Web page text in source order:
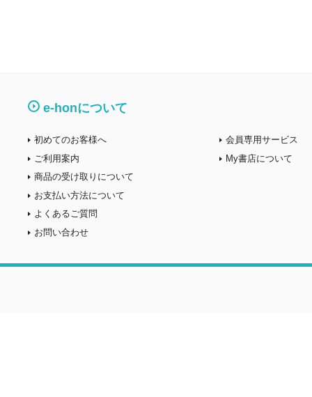
e-honについて
初めてのお客様へ
ご利用案内
商品の受け取りについて
お支払い方法について
よくあるご質問
お問い合わせ
会員専用サービス
My書店について